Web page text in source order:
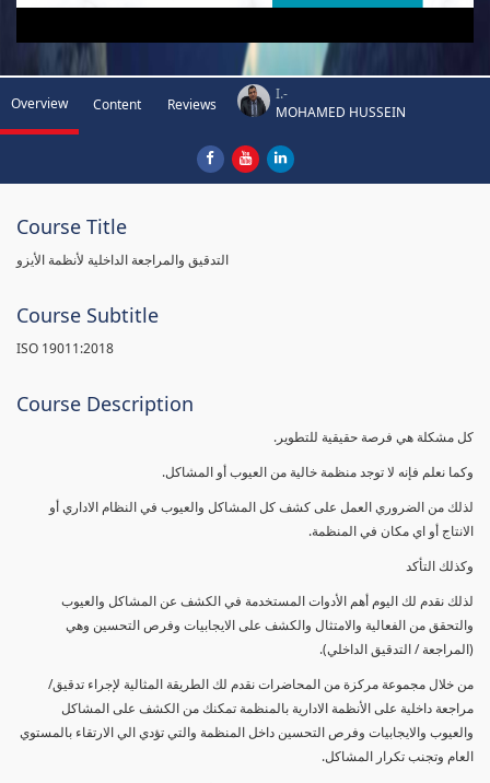
Overview Content Reviews
I.-
MOHAMED HUSSEIN
Course Title
التدقيق والمراجعة الداخلية لأنظمة الأيزو
Course Subtitle
ISO 19011:2018
Course Description
كل مشكلة هي فرصة حقيقية للتطوير.
وكما نعلم فإنه لا توجد منظمة خالية من العيوب أو المشاكل.
لذلك من الضروري العمل على كشف كل المشاكل والعيوب في النظام الاداري أو
الانتاج أو اي مكان في المنظمة.
وكذلك التأكد
لذلك نقدم لك اليوم أهم الأدوات المستخدمة في الكشف عن المشاكل والعيوب
والتحقق من الفعالية والامتثال والكشف على الايجابيات وفرص التحسين وهي
(المراجعة / التدقيق الداخلي).
من خلال مجموعة مركزة من المحاضرات نقدم لك الطريقة المثالية لإجراء تدقيق/
مراجعة داخلية على الأنظمة الادارية بالمنظمة تمكنك من الكشف على المشاكل
والعيوب والايجابيات وفرص التحسين داخل المنظمة والتي تؤدي الي الارتقاء بالمستوي
العام وتجنب تكرار المشاكل.